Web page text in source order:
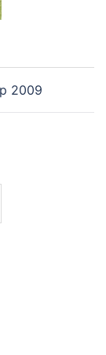
2009